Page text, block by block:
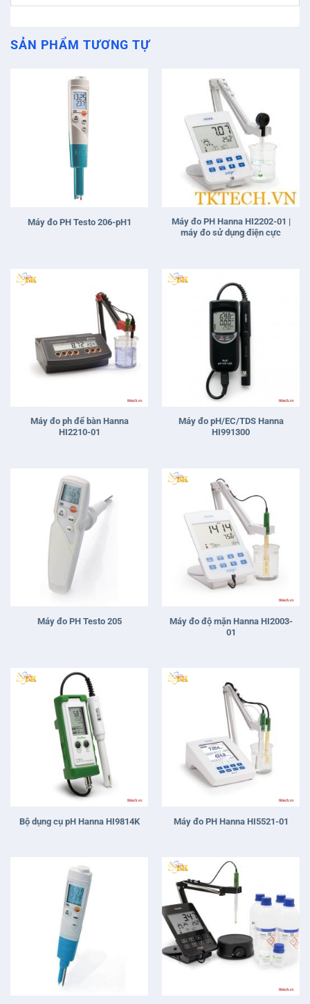
SẢN PHẨM TƯƠNG TỰ
Máy đo PH Testo 206-pH1
Máy đo PH Hanna HI2202-01 |
máy đo sử dụng điện cực
Máy đo ph để bàn Hanna
HI2210-01
Máy đo pH/EC/TDS Hanna
HI991300
Máy đo PH Testo 205
Máy đo độ mặn Hanna HI2003-
01
Bộ dụng cụ pH Hanna HI9814K Máy đo PH Hanna HI5521-01